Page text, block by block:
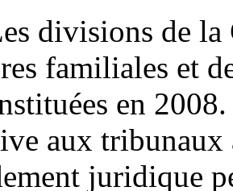
divisions de la
familiales et
en
aux tribunaux
juridique